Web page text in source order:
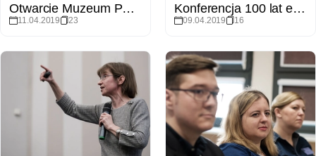
Otwarcie Muzeum Poznańskiej Psychologii 1919-2019
11.04.2019 23
Konferencja 100 lat etnologii uniwersyteckiej w Poznaniu. Dyscyplina wobec wyzwań przyszłości.
09.04.2019 16